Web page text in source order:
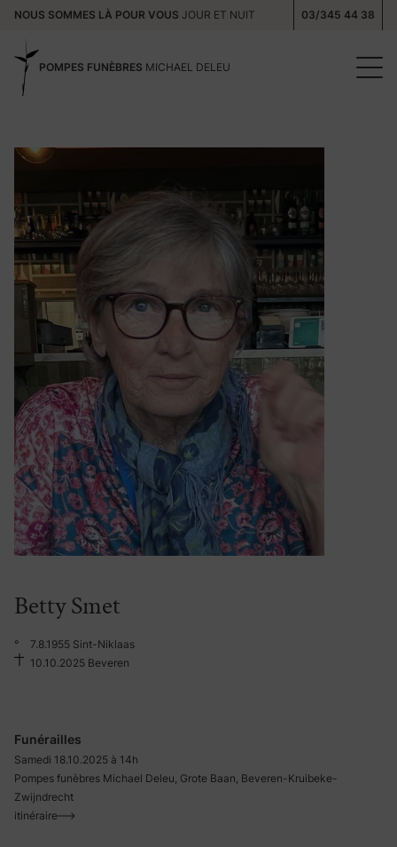
NOUS SOMMES LÀ POUR VOUS JOUR ET NUIT 03/345 44 38
POMPES FUNÈBRES MICHAEL DELEU
Betty Smet
°
7.8.1955 Sint-Niklaas
10.10.2025 Beveren
Funérailles
Samedi 18.10.2025 à 14h
Pompes funèbres Michael Deleu, Grote Baan, Beveren-Kruibeke-
Zwijndrecht
itinéraire